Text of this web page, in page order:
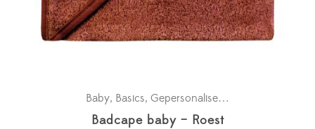
Baby, Basics, Gepersonaliseerde badcapes
Badcape baby – Roest